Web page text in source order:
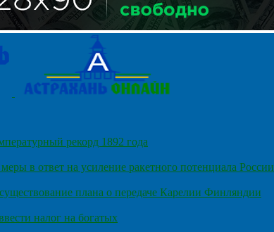
рекорд 1892 года
в ответ на усиление ракетного потенциала России
плана о передаче Карелии Финляндии
налог на богатых